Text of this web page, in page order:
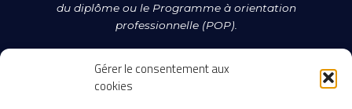
Gérer le consentement aux
cookies
du diplôme ou le Programme à orientation
professionnelle (POP).
Le statut d’établissement candidat ne garantit
pas que cette autorisation soit accordée. Pour
en savoir plus sur l’IB et ses programmes,